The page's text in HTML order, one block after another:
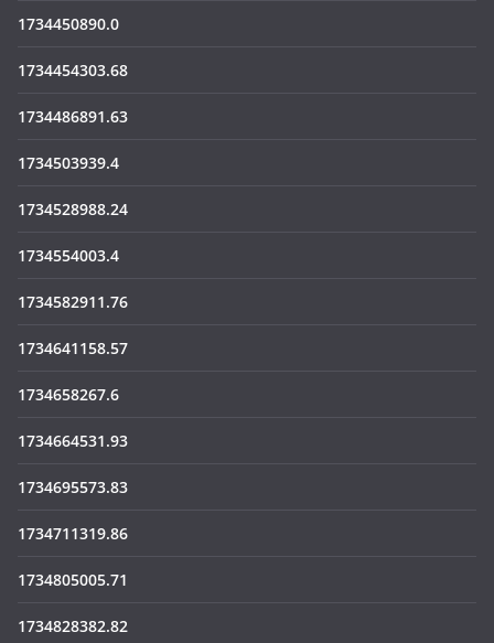
1734450890.0
1734454303.68
1734486891.63
1734503939.4
1734528988.24
1734554003.4
1734582911.76
1734641158.57
1734658267.6
1734664531.93
1734695573.83
1734711319.86
1734805005.71
1734828382.82